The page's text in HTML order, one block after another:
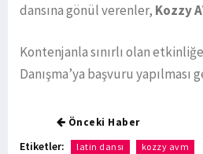
dansına gönül verenler, Kozzy
Kontenjanla sınırlı olan
Danışma’ya başvuru yapılması
Önceki Haber
Etiketler: latin dansı kozzy avm